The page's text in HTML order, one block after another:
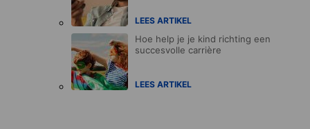
LEES ARTIKEL
Hoe help je je kind richting een
succesvolle carrière
LEES ARTIKEL